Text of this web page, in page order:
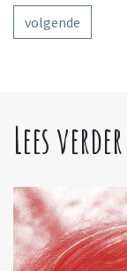
volgende
Lees verder